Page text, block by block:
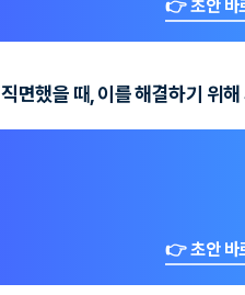
👉 초안 바
면했을 때, 이를 해결하기 위
👉 초안 바